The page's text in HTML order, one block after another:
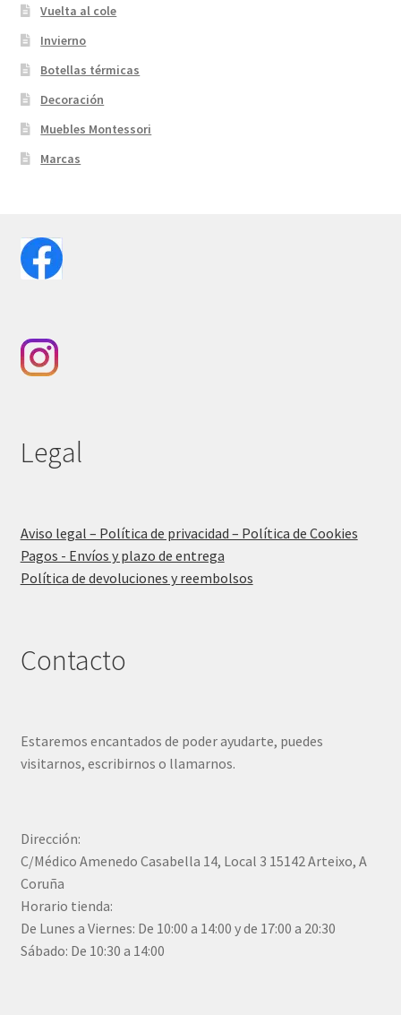
Vuelta al cole
Invierno
Botellas térmicas
Decoración
Muebles Montessori
Marcas
Legal
Aviso legal – Política de privacidad – Política de Cookies
Pagos - Envíos y plazo de entrega
Política de devoluciones y reembolsos
Contacto
Estaremos encantados de poder ayudarte, puedes
visitarnos, escribirnos o llamarnos.
Dirección:
C/Médico Amenedo Casabella 14, Local 3 15142 Arteixo, A
Coruña
Horario tienda:
De Lunes a Viernes: De 10:00 a 14:00 y de 17:00 a 20:30
Sábado: De 10:30 a 14:00